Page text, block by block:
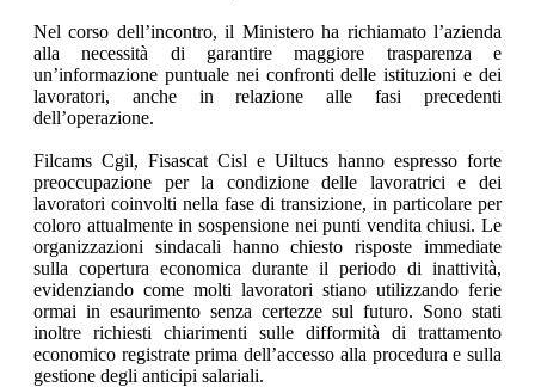
Nel corso dell’incontro, il Ministero ha richiamato l’azienda
alla necessità di garantire maggiore trasparenza e
un’informazione puntuale nei confronti delle istituzioni e dei
lavoratori, anche in relazione alle fasi precedenti
dell’operazione.
Filcams Cgil, Fisascat Cisl e Uiltucs hanno espresso forte
preoccupazione per la condizione delle lavoratrici e dei
lavoratori coinvolti nella fase di transizione, in particolare per
coloro attualmente in sospensione nei punti vendita chiusi. Le
organizzazioni sindacali hanno chiesto risposte immediate
sulla copertura economica durante il periodo di inattività,
evidenziando come molti lavoratori stiano utilizzando ferie
ormai in esaurimento senza certezze sul futuro. Sono stati
inoltre richiesti chiarimenti sulle difformità di trattamento
economico registrate prima dell’accesso alla procedura e sulla
gestione degli anticipi salariali.